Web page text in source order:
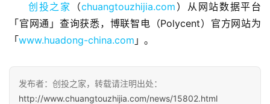
观
察
初
创
企
创投之家 （chuangtouzhijia.com ）从网站数据平台
「官网通」查询获悉，博联智电（Polycent）官方网站为
「www.huadong-china.com 」。
发布者：创投之家，转载请注明出处：
http://www.chuangtouzhijia.com/news/15802.html